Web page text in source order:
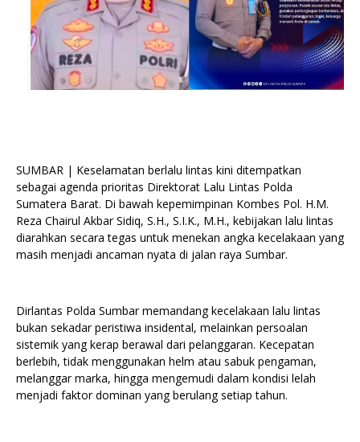
SUMBAR | Keselamatan berlalu lintas kini ditempatkan
sebagai agenda prioritas Direktorat Lalu Lintas Polda
Sumatera Barat. Di bawah kepemimpinan Kombes Pol. H.M.
Reza Chairul Akbar Sidiq, S.H., S.I.K., M.H., kebijakan lalu lintas
diarahkan secara tegas untuk menekan angka kecelakaan yang
masih menjadi ancaman nyata di jalan raya Sumbar.
Dirlantas Polda Sumbar memandang kecelakaan lalu lintas
bukan sekadar peristiwa insidental, melainkan persoalan
sistemik yang kerap berawal dari pelanggaran. Kecepatan
berlebih, tidak menggunakan helm atau sabuk pengaman,
melanggar marka, hingga mengemudi dalam kondisi lelah
menjadi faktor dominan yang berulang setiap tahun.